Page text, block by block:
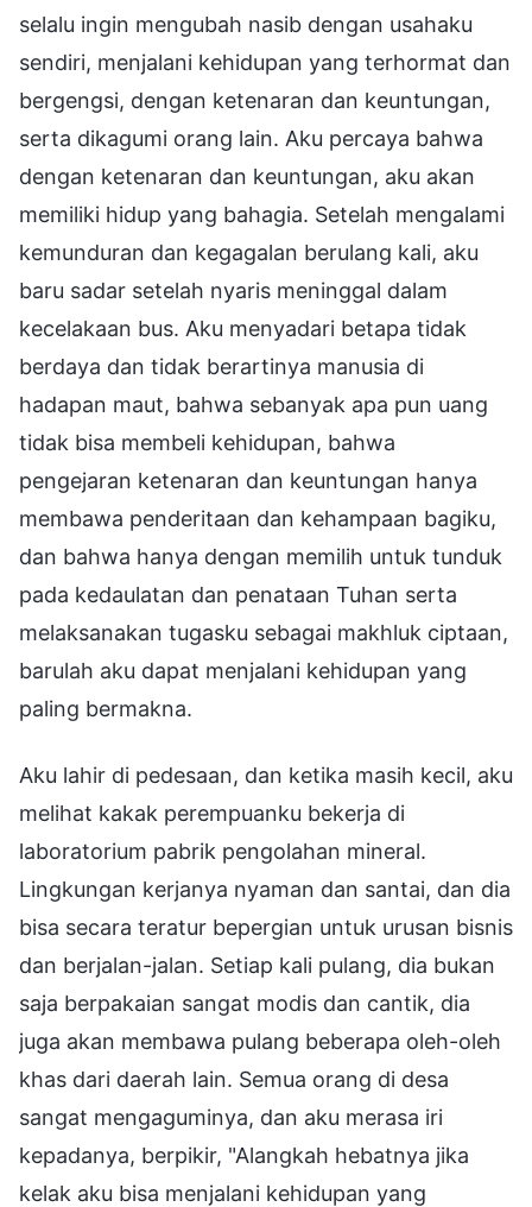
selalu ingin mengubah nasib dengan usahaku
sendiri, menjalani kehidupan yang terhormat dan
bergengsi, dengan ketenaran dan keuntungan,
serta dikagumi orang lain. Aku percaya bahwa
dengan ketenaran dan keuntungan, aku akan
memiliki hidup yang bahagia. Setelah mengalami
kemunduran dan kegagalan berulang kali, aku
baru sadar setelah nyaris meninggal dalam
kecelakaan bus. Aku menyadari betapa tidak
berdaya dan tidak berartinya manusia di
hadapan maut, bahwa sebanyak apa pun uang
tidak bisa membeli kehidupan, bahwa
pengejaran ketenaran dan keuntungan hanya
membawa penderitaan dan kehampaan bagiku,
dan bahwa hanya dengan memilih untuk tunduk
pada kedaulatan dan penataan Tuhan serta
melaksanakan tugasku sebagai makhluk ciptaan,
barulah aku dapat menjalani kehidupan yang
paling bermakna.
Aku lahir di pedesaan, dan ketika masih kecil, aku
melihat kakak perempuanku bekerja di
laboratorium pabrik pengolahan mineral.
Lingkungan kerjanya nyaman dan santai, dan dia
bisa secara teratur bepergian untuk urusan bisnis
dan berjalan-jalan. Setiap kali pulang, dia bukan
saja berpakaian sangat modis dan cantik, dia
juga akan membawa pulang beberapa oleh-oleh
khas dari daerah lain. Semua orang di desa
sangat mengaguminya, dan aku merasa iri
kepadanya, berpikir, "Alangkah hebatnya jika
kelak aku bisa menjalani kehidupan yang